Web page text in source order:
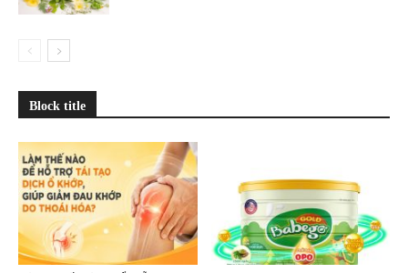
Block title